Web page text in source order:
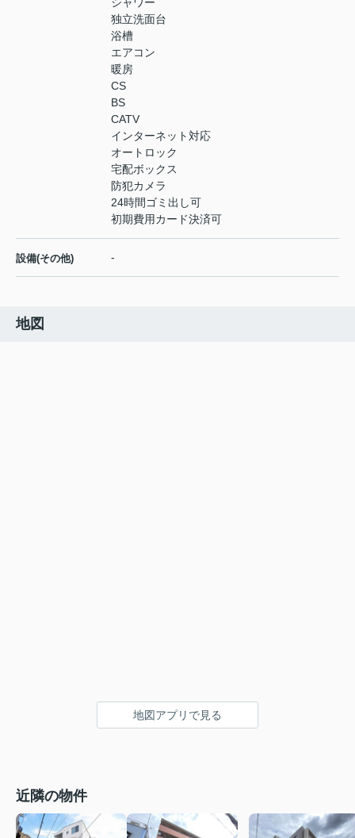
シャワー
独立洗面台
浴槽
エアコン
暖房
CS
BS
CATV
インターネット対応
オートロック
宅配ボックス
防犯カメラ
24時間ゴミ出し可
初期費用カード決済可
設備(その他) -
地図
地図アプリで見る
近隣の物件